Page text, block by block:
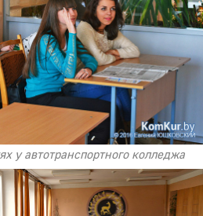
у автотранспортного колледжа